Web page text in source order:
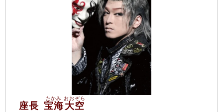
座長 宝海大空